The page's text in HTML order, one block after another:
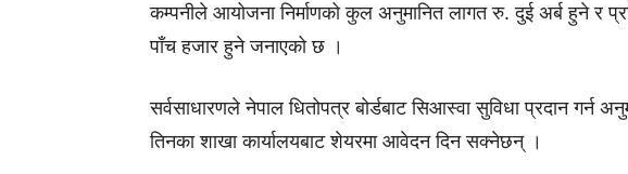
कम्पनीले आयोजना निर्माणको कुल अनुमानित लागत रु. दुई अर्ब हुने र
पाँच हजार हुने जनाएको छ ।
सर्वसाधारणले नेपाल धितोपत्र बोर्डबाट सिआस्वा सुविधा प्रदान गर्न
तिनका शाखा कार्यालयबाट शेयरमा आवेदन दिन सक्नेछन् ।